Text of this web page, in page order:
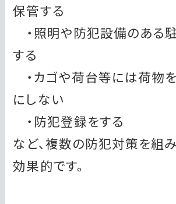
保管する
・照明や防犯設備のある
する
・カゴや荷台等には荷物
にしない
・防犯登録をする
など、複数の防犯対策を組
効果的です。